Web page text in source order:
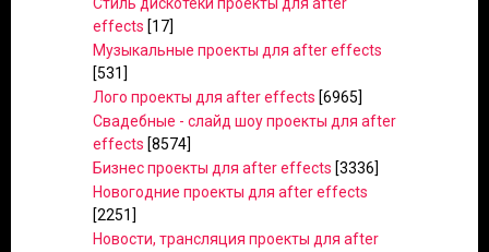
effects [17]
Музыкальные проекты для after effects
[531]
Лого проекты для after effects [6965]
Свадебные - слайд шоу проекты для after
effects [8574]
Бизнес проекты для after effects [3336]
Новогодние проекты для after effects
[2251]
Новости, трансляция проекты для after